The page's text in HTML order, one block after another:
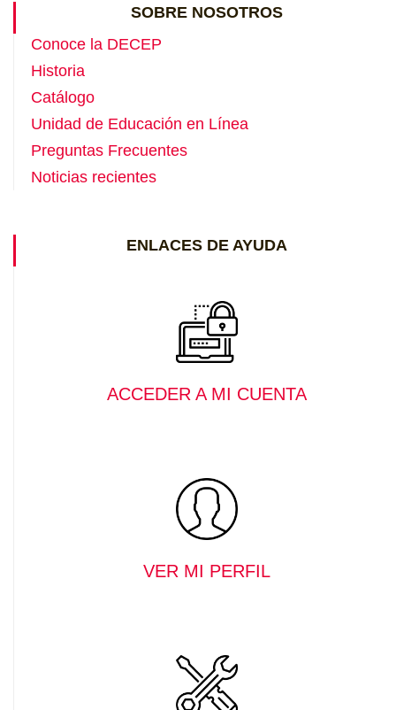
SOBRE NOSOTROS
Conoce la DECEP
Historia
Catálogo
Unidad de Educación en Línea
Preguntas Frecuentes
Noticias recientes
ENLACES DE AYUDA
ACCEDER A MI CUENTA
VER MI PERFIL